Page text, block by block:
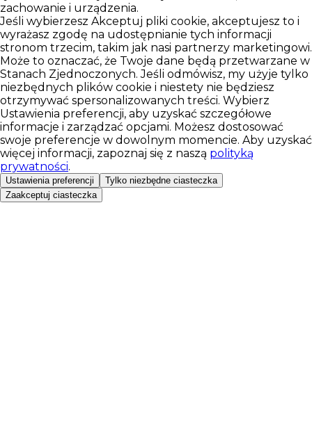
zachowanie i urządzenia.
Jeśli wybierzesz Akceptuj pliki cookie, akceptujesz to i
wyrażasz zgodę na udostępnianie tych informacji
stronom trzecim, takim jak nasi partnerzy marketingowi.
Może to oznaczać, że Twoje dane będą przetwarzane w
Stanach Zjednoczonych. Jeśli odmówisz, my użyje tylko
niezbędnych plików cookie i niestety nie będziesz
otrzymywać spersonalizowanych treści. Wybierz
Ustawienia preferencji, aby uzyskać szczegółowe
informacje i zarządzać opcjami. Możesz dostosować
swoje preferencje w dowolnym momencie. Aby uzyskać
więcej informacji, zapoznaj się z naszą polityką
prywatności.
Ustawienia preferencji
Tylko niezbędne ciasteczka
Zaakceptuj ciasteczka